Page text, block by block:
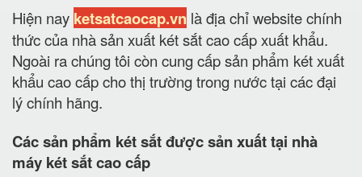
Hiện nay ketsatcaocap.vn là địa chỉ website chính
thức của nhà sản xuất két sắt cao cấp xuất khẩu.
Ngoài ra chúng tôi còn cung cấp sản phẩm két xuất
khẩu cao cấp cho thị trường trong nước tại các đại
lý chính hãng.
Các sản phẩm két sắt được sản xuất tại nhà
máy két sắt cao cấp